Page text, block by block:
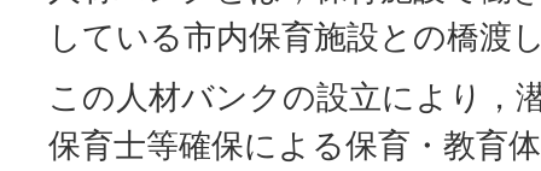
している市内保育施設との橋渡
この人材バンクの設立により，
保育士等確保による保育・教育